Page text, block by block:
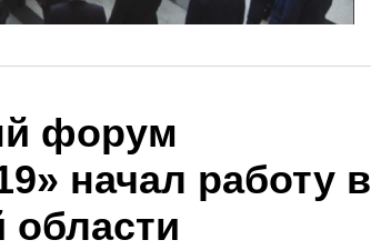
форум
начал работу в
области